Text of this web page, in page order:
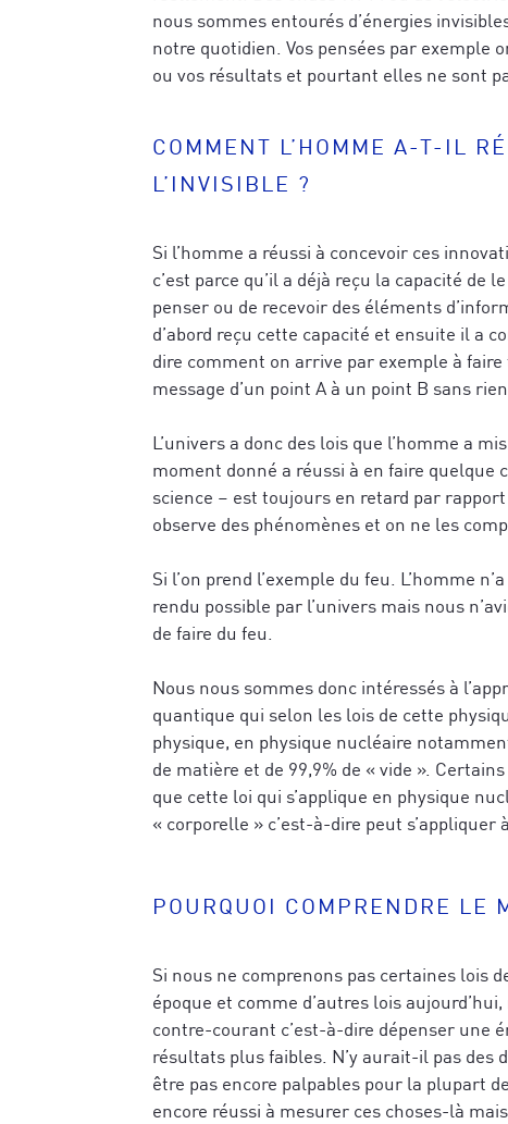
nous sommes entourés d’énergies
notre quotidien. Vos pensées par exemple
ou vos résultats et pourtant elles ne sont
COMMENT L’HOMME A-T-IL
L’INVISIBLE ?
Si l’homme a réussi à concevoir ces
c’est parce qu’il a déjà reçu la capacité de
penser ou de recevoir des éléments
d’abord reçu cette capacité et ensuite il a
dire comment on arrive par exemple à
message d’un point A à un point B sans
L’univers a donc des lois que l’homme a
moment donné a réussi à en faire quelque
science – est toujours en retard par
observe des phénomènes et on ne les
Si l’on prend l’exemple du feu. L’homme
rendu possible par l’univers mais nous
de faire du feu.
Nous nous sommes donc intéressés à
quantique qui selon les lois de cette
physique, en physique nucléaire
de matière et de 99,9% de « vide ».
que cette loi qui s’applique en physique
« corporelle » c’est-à-dire peut s’appliquer
POURQUOI COMPRENDRE LE
Si nous ne comprenons pas certaines lois
époque et comme d’autres lois
contre-courant c’est-à-dire dépenser une
résultats plus faibles. N’y aurait-il pas des
être pas encore palpables pour la plupart
encore réussi à mesurer ces choses-là